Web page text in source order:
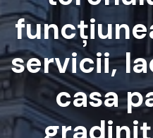
servicii,
casa